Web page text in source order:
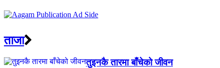
ताजा
तुइनकै तारमा बाँचेको जीवन